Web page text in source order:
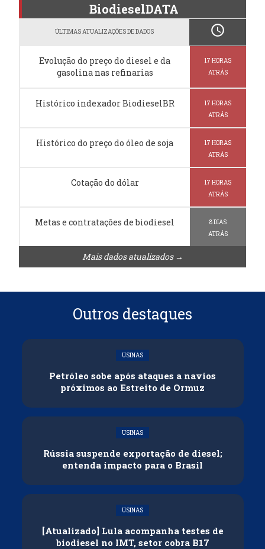
BiodieselDATA
ÚLTIMAS ATUALIZAÇÕES DE DADOS schedule
Evolução do preço do diesel e da
gasolina nas refinarias
17 HORAS
ATRÁS
Histórico indexador BiodieselBR
17 HORAS
ATRÁS
Histórico do preço do óleo de soja
17 HORAS
ATRÁS
Cotação do dólar
17 HORAS
ATRÁS
Metas e contratações de biodiesel
8 DIAS
ATRÁS
Mais dados atualizados →
Outros destaques
USINAS
Petróleo sobe após ataques a navios
próximos ao Estreito de Ormuz
USINAS
Rússia suspende exportação de diesel;
entenda impacto para o Brasil
USINAS
[Atualizado] Lula acompanha testes de
biodiesel no IMT, setor cobra B17